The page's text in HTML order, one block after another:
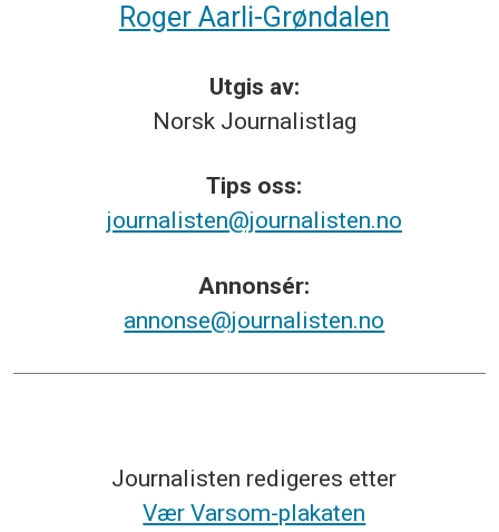
Roger Aarli-Grøndalen
Utgis av:
Norsk Journalistlag
Tips oss:
journalisten@journalisten.no
Annonsér:
annonse@journalisten.no
Journalisten redigeres etter
Vær Varsom-plakaten